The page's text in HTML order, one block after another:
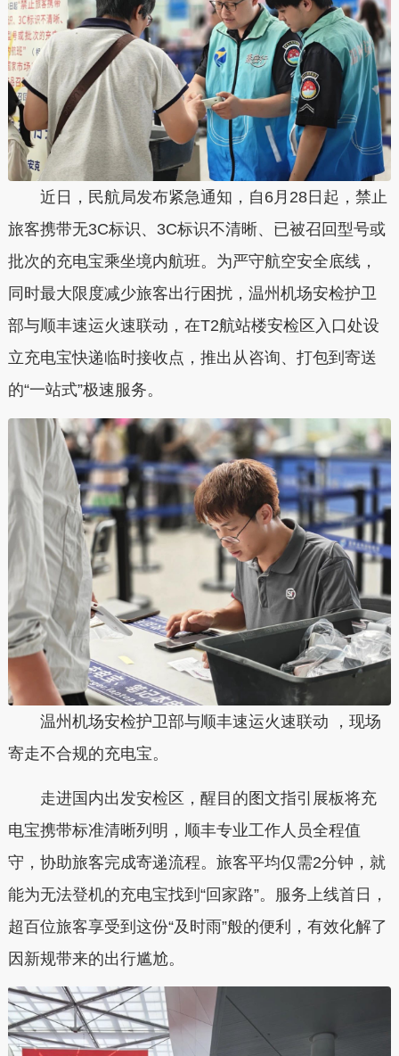
近日，民航局发布紧急通知，自6月28日起，禁止
旅客携带无3C标识、3C标识不清晰、已被召回型号或
批次的充电宝乘坐境内航班。为严守航空安全底线，
同时最大限度减少旅客出行困扰，温州机场安检护卫
部与顺丰速运火速联动，在T2航站楼安检区入口处设
立充电宝快递临时接收点，推出从咨询、打包到寄送
的“一站式”极速服务。
温州机场安检护卫部与顺丰速运火速联动 ，现场
寄走不合规的充电宝。
走进国内出发安检区，醒目的图文指引展板将充
电宝携带标准清晰列明，顺丰专业工作人员全程值
守，协助旅客完成寄递流程。旅客平均仅需2分钟，就
能为无法登机的充电宝找到“回家路”。服务上线首日，
超百位旅客享受到这份“及时雨”般的便利，有效化解了
因新规带来的出行尴尬。